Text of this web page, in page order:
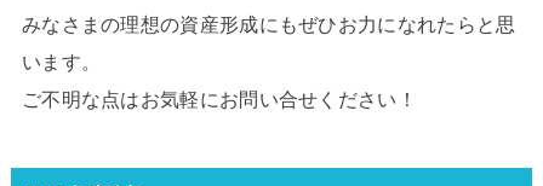
みなさまの理想の資産形成にもぜひお力になれたらと思
います。
ご不明な点はお気軽にお問い合せください！